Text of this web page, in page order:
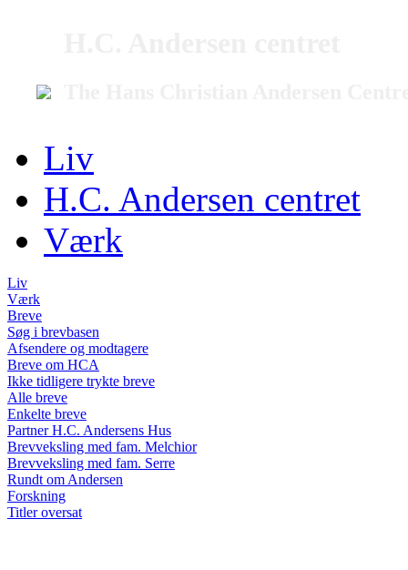
Liv
H.C. Andersen centret
Værk
Liv
Værk
Breve
Søg i brevbasen
Afsendere og modtagere
Breve om HCA
Ikke tidligere trykte breve
Alle breve
Enkelte breve
Partner H.C. Andersens Hus
Brevveksling med fam. Melchior
Brevveksling med fam. Serre
Rundt om Andersen
Forskning
Titler oversat